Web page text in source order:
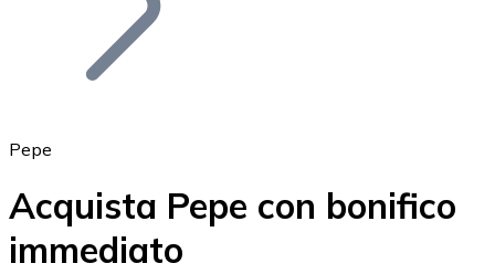
Ethereum
Pepe
Acquista Pepe con bonifico
immediato